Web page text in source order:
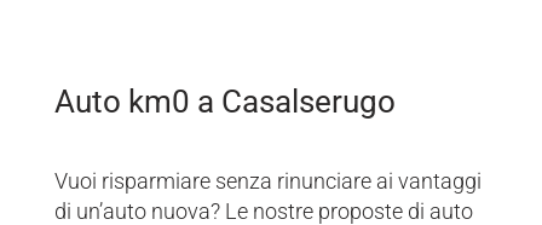
Auto km0 a Casalserugo
Vuoi risparmiare senza rinunciare ai vantaggi
di un’auto nuova? Le nostre proposte di auto